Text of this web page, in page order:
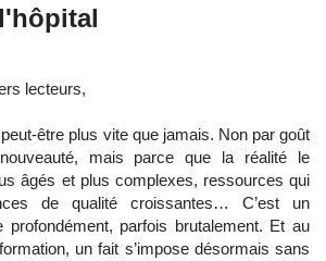
lecteurs,
peut-être plus vite que jamais. Non par goût
mais parce que la réalité le
âgés et plus complexes, ressources qui
de qualité croissantes… C’est un
profondément, parfois brutalement. Et au
un fait s’impose désormais sans